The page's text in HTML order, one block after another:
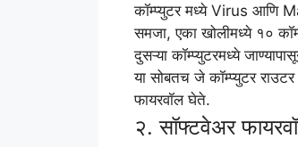
कॉम्प्युटर मध्ये Virus आणि
समजा, एका खोलीमध्ये १०
दुसऱ्या कॉम्प्युटरमध्ये
या सोबतच जे कॉम्प्युटर
फायरवॉल घेते.
२. सॉफ्टवेअर